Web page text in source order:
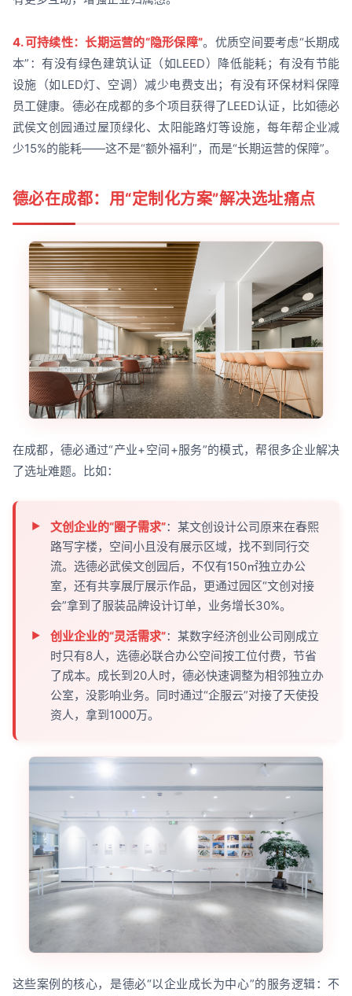
4. 可持续性：长期运营的“隐形保障”。优质空间要考虑“长期成
本”：有没有绿色建筑认证（如LEED）降低能耗；有没有节能
设施（如LED灯、空调）减少电费支出；有没有环保材料保障
员工健康。德必在成都的多个项目获得了LEED认证，比如德必
武侯文创园通过屋顶绿化、太阳能路灯等设施，每年帮企业减
少15%的能耗——这不是“额外福利”，而是“长期运营的保障”。
德必在成都：用“定制化方案”解决选址痛点
在成都，德必通过“产业+空间+服务”的模式，帮很多企业解决
了选址难题。比如：
文创企业的“圈子需求”：某文创设计公司原来在春熙
路写字楼，空间小且没有展示区域，找不到同行交
流。选德必武侯文创园后，不仅有150㎡独立办公
室，还有共享展厅展示作品，更通过园区“文创对接
会”拿到了服装品牌设计订单，业务增长30%。
创业企业的“灵活需求”：某数字经济创业公司刚成立
时只有8人，选德必联合办公空间按工位付费，节省
了成本。成长到20人时，德必快速调整为相邻独立办
公室，没影响业务。同时通过“企服云”对接了天使投
资人，拿到1000万。
这些案例的核心，是德必“以企业成长为中心”的服务逻辑：不